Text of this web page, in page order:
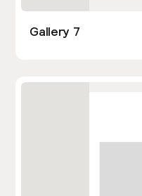
Gallery 7